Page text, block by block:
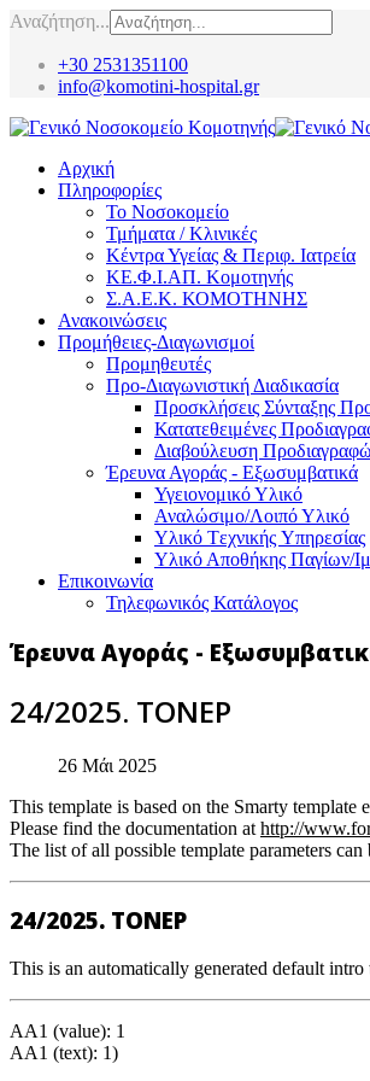
Αναζήτηση...
+30 2531351100
info@komotini-hospital.gr
Αρχική
Πληροφορίες
Το Νοσοκομείο
Τμήματα / Κλινικές
Κέντρα Υγείας & Περιφ. Ιατρεία
ΚΕ.Φ.Ι.ΑΠ. Κομοτηνής
Σ.Α.Ε.Κ. ΚΟΜΟΤΗΝΗΣ
Ανακοινώσεις
Προμήθειες-Διαγωνισμοί
Προμηθευτές
Προ-Διαγωνιστική Διαδικασία
Προσκλήσεις Σύνταξης
Κατατεθειμένες
Διαβούλευση
Έρευνα Αγοράς - Εξωσυμβατικά
Υγειονομικό Υλικό
Αναλώσιμο/Λοιπό Υλικό
Υλικό Tεχνικής Yπηρεσίας
Υλικό Αποθήκης Παγίων/
Επικοινωνία
Τηλεφωνικός Κατάλογος
Έρευνα Αγοράς -
24/2025. ΤΟΝΕΡ
26 Μάι 2025
This template is based on the Smarty template
Please find the documentation at http://
The list of all possible template parameters can
24/2025. ΤΟΝΕΡ
This is an automatically generated default intro
AA1 (value): 1
AA1 (text): 1)